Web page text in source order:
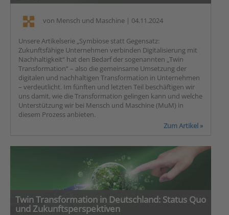
von Mensch und Maschine | 04.11.2024
Unsere Artikelserie „Symbiose statt Gegensatz:
Zukunftsfähige Unternehmen verbinden Digitalisierung mit
Nachhaltigkeit“ hat den Bedarf der sogenannten „Twin
Transformation“ – also die gemeinsame Umsetzung der
digitalen und nachhaltigen Transformation in Unternehmen
– verdeutlicht. Im fünften und letzten Teil beschäftigen wir
uns damit, wie die Transformation gelingen kann und welche
Unterstützung wir bei Mensch und Maschine (MuM) in
diesem Prozess anbieten.
Zum Artikel »
Twin Transformation in Deutschland: Status Quo
und Zukunftsperspektiven